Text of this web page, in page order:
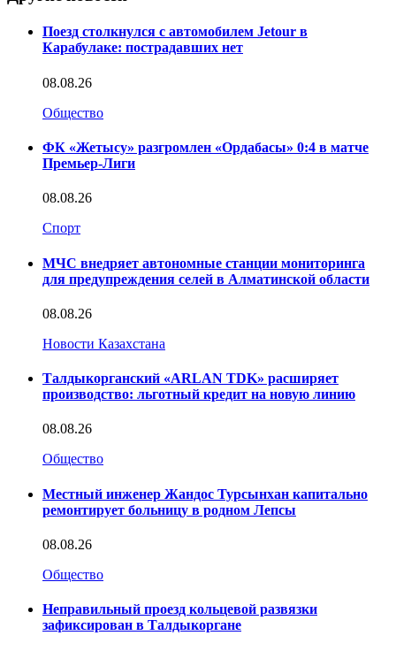
Поезд столкнулся с автомобилем Jetour в
Карабулаке: пострадавших нет
08.08.26
Общество
ФК «Жетысу» разгромлен «Ордабасы» 0:4 в матче
Премьер-Лиги
08.08.26
Спорт
МЧС внедряет автономные станции мониторинга
для предупреждения селей в Алматинской области
08.08.26
Новости Казахстана
Талдыкорганский «ARLAN TDK» расширяет
производство: льготный кредит на новую линию
08.08.26
Общество
Местный инженер Жандос Турсынхан капитально
ремонтирует больницу в родном Лепсы
08.08.26
Общество
Неправильный проезд кольцевой развязки
зафиксирован в Талдыкоргане